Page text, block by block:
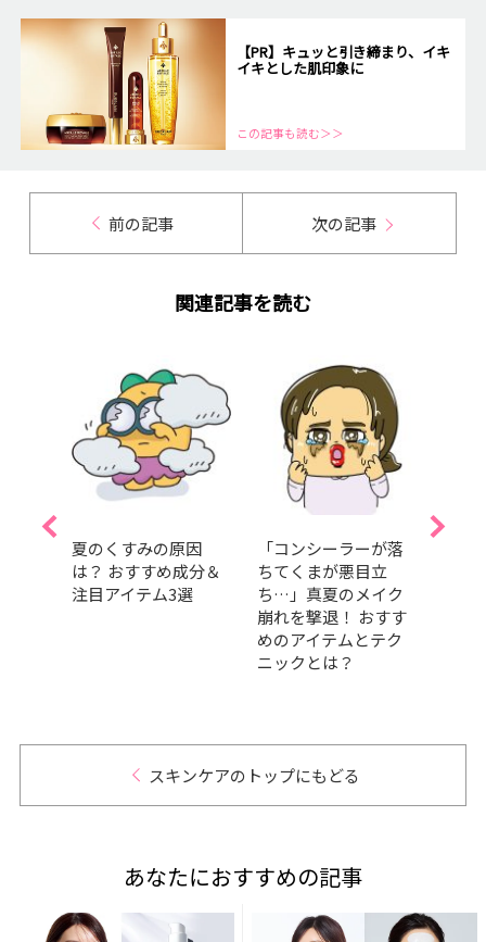
【PR】キュッと引き締まり、イキ
イキとした肌印象に
この記事も読む＞＞
前の記事 次の記事
関連記事を読む
夏のくすみの原因
は？ おすすめ成分＆
注目アイテム3選
「コンシーラーが落
ちてくまが悪目立
ち…」真夏のメイク
崩れを撃退！ おすす
めのアイテムとテク
ニックとは？
スキンケアのトップにもどる
あなたにおすすめの記事